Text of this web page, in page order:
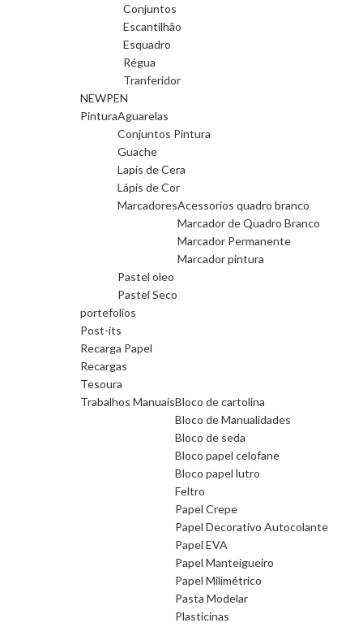
Conjuntos
Escantilhão
Esquadro
Régua
Tranferidor
NEWPEN
PinturaAguarelas
Conjuntos Pintura
Guache
Lapis de Cera
Lápis de Cor
MarcadoresAcessorios quadro branco
Marcador de Quadro Branco
Marcador Permanente
Marcador pintura
Pastel oleo
Pastel Seco
portefolios
Post-its
Recarga Papel
Recargas
Tesoura
Trabalhos ManuaisBloco de cartolina
Bloco de Manualidades
Bloco de seda
Bloco papel celofane
Bloco papel lutro
Feltro
Papel Crepe
Papel Decorativo Autocolante
Papel EVA
Papel Manteigueiro
Papel Milimétrico
Pasta Modelar
Plasticinas